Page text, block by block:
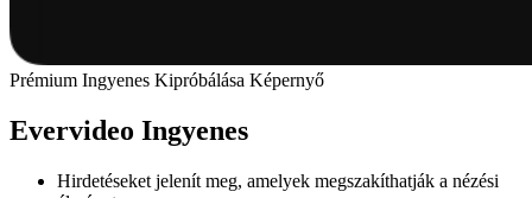
Prémium Ingyenes Kipróbálása Képernyő
Evervideo Ingyenes
Hirdetéseket jelenít meg, amelyek megszakíthatják a nézési